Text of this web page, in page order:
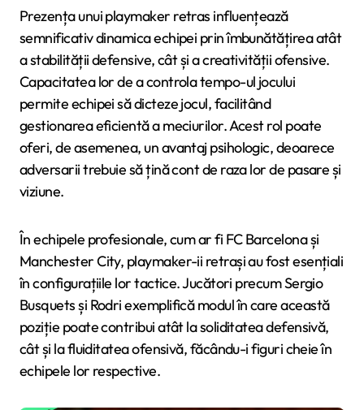
Prezența unui playmaker retras influențează
semnificativ dinamica echipei prin îmbunătățirea atât
a stabilității defensive, cât și a creativității ofensive.
Capacitatea lor de a controla tempo-ul jocului
permite echipei să dicteze jocul, facilitând
gestionarea eficientă a meciurilor. Acest rol poate
oferi, de asemenea, un avantaj psihologic, deoarece
adversarii trebuie să țină cont de raza lor de pasare și
viziune.
În echipele profesionale, cum ar fi FC Barcelona și
Manchester City, playmaker-ii retrași au fost esențiali
în configurațiile lor tactice. Jucători precum Sergio
Busquets și Rodri exemplifică modul în care această
poziție poate contribui atât la soliditatea defensivă,
cât și la fluiditatea ofensivă, făcându-i figuri cheie în
echipele lor respective.